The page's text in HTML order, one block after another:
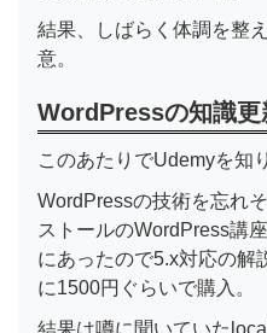
結果、しばらく体調を整
意。
WordPressの知識更
このあたりでUdemyを知
WordPressの技術を忘れ
ストールのWordPress講
にあったので5.x対応の解
に1500円ぐらいで購入。
結果は噂に聞いていた